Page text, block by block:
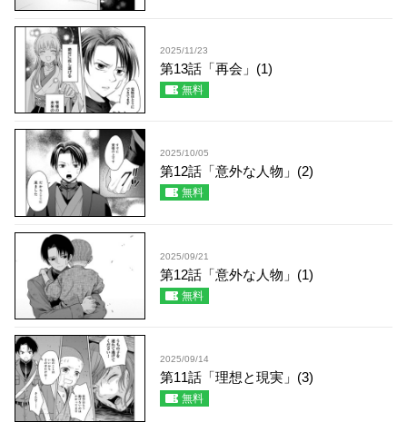
2025/11/23
第13話「再会」(1)
無料
2025/10/05
第12話「意外な人物」(2)
無料
2025/09/21
第12話「意外な人物」(1)
無料
2025/09/14
第11話「理想と現実」(3)
無料